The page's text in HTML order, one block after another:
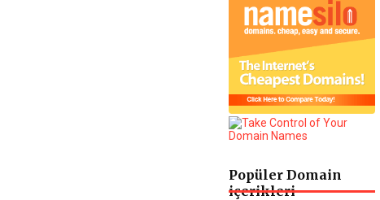
Popüler Domain
içerikleri